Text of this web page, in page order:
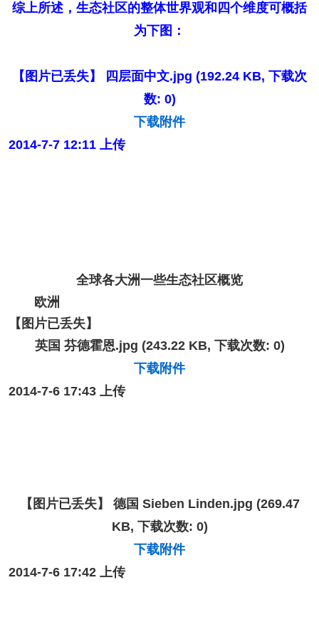
综上所述，生态社区的整体世界观和四个维度可概括
为下图：
【图片已丢失】 四层面中文.jpg (192.24 KB, 下载次
数: 0)
下载附件
2014-7-7 12:11 上传
全球各大洲一些生态社区概览
欧洲
【图片已丢失】
英国 芬德霍恩.jpg (243.22 KB, 下载次数: 0)
下载附件
2014-7-6 17:43 上传
【图片已丢失】 德国 Sieben Linden.jpg (269.47
KB, 下载次数: 0)
下载附件
2014-7-6 17:42 上传